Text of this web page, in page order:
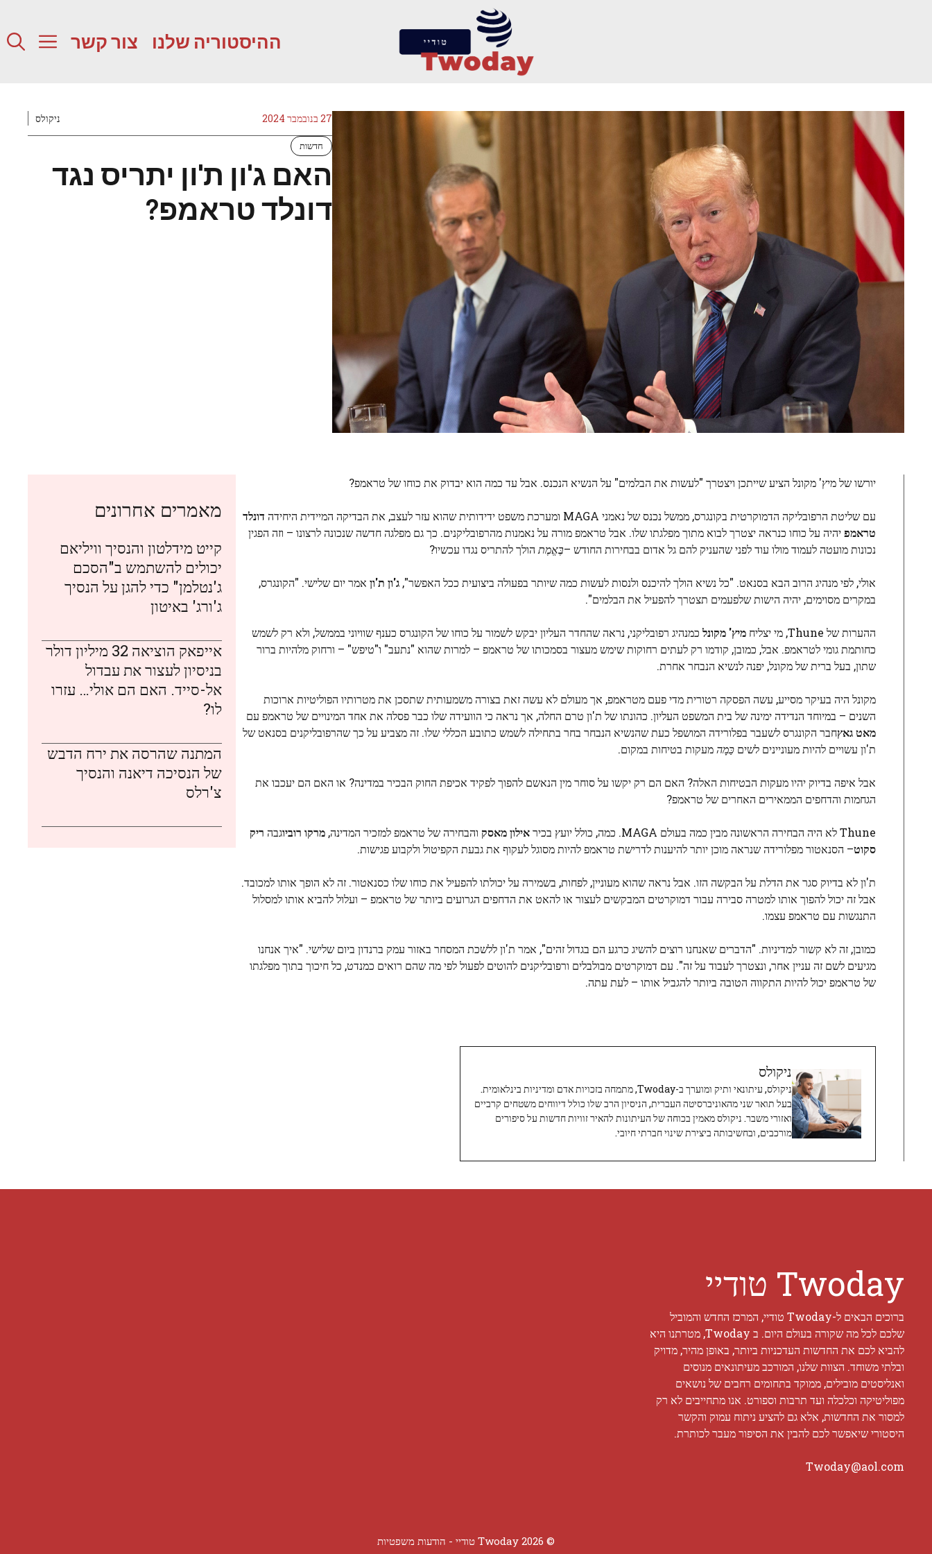
ההיסטוריה שלנו צור קשר
27 בנובמבר 2024 ניקולס
חדשות
האם ג'ון ת'ון יתריס נגד
דונלד טראמפ?
יורשו של מיץ' מקונל הציע שייתכן ויצטרך "לעשות את הבלמים" על הנשיא הנכנס. אבל עד כמה הוא יבדוק את כוחו של טראמפ?
עם שליטת הרפובליקה הדמוקרטית בקונגרס, ממשל נכנס של נאמני MAGA ומערכת משפט ידידותית שהוא עזר לעצב, את הבדיקה המיידית היחידה
דונלד
טראמפיהיה על כוחו כנראה יצטרך לבוא מתוך מפלגתו שלו. אבל טראמפ מורה על נאמנות מהרפובליקנים. כך גם מפלגה חדשה שנכונה לרצונו – וזה הפגין
נכונות מועטה לעמוד מולו עוד לפני שהעניק להם גל אדום בבחירות החודש –בֶּאֱמֶת הולך להתריס נגדו עכשיו?
אולי, לפי מנהיג הרוב הבא בסנאט. "כל נשיא הולך להיכנס ולנסות לעשות כמה שיותר בפעולה ביצועית ככל האפשר", ג'ון ת'ון אמר יום שלישי. "הקונגרס,
במקרים מסוימים, יהיה הישות שלפעמים תצטרך להפעיל את הבלמים".
ההערות של Thune, מי יצליח מיץ' מקונל כמנהיג רפובליקני, נראה שהחדר העליון יבקש לשמור על כוחו של הקונגרס כענף שוויוני בממשל, ולא רק לשמש
כחותמת גומי לטראמפ. אבל, כמובן, קודמו רק לעתים רחוקות שימש מעצור בסמכותו של טראמפ – למרות שהוא "נתעב" ו"טיפש" – ורחוק מלהיות ברור
שתון, בעל ברית של מקונל, יפנה לנשיא הנבחר אחרת.
מקונל היה בעיקר מסייע, עשה הפסקה רטורית מדי פעם מטראמפ, אך מעולם לא עשה זאת בצורה משמעותית שתסכן את מטרותיו הפוליטיות ארוכות
השנים – במיוחד הנדידה ימינה של בית המשפט העליון. כהונתו של ת'ון טרם החלה, אך נראה כי הוועידה שלו כבר פסלה את אחד המינויים של טראמפ עם
מאט גאץחבר הקונגרס לשעבר בפלורידה המושפל כעת שהנשיא הנבחר בחר בתחילה לשמש כתובע הכללי שלו. זה מצביע על כך שהרפובליקנים בסנאט של
ת'ון עשויים להיות מעוניינים לשים כַּמָה מעקות בטיחות במקום.
אבל איפה בדיוק יהיו מעקות הבטיחות האלה? האם הם רק יקשו על סוחר מין הנאשם להפוך לפקיד אכיפת החוק הבכיר במדינה? או האם הם יעכבו את
הגחמות והדחפים הממאירים האחרים של טראמפ?
Thune לא היה הבחירה הראשונה מבין כמה בעולם MAGA. כמה, כולל יועץ בכיר אילון מאסק והבחירה של טראמפ למזכיר המדינה, מרקו רוביוגבה ריק
סקוט– הסנאטור מפלורידה שנראה מוכן יותר להיענות לדרישת טראמפ להיות מסוגל לעקוף את גבעת הקפיטול ולקבוע פגישות.
ת'ון לא בדיוק סגר את הדלת על הבקשה הזו. אבל נראה שהוא מעוניין, לפחות, בשמירה על יכולתו להפעיל את כוחו שלו כסנאטור. זה לא הופך אותו למכובד.
אבל זה יכול להפוך אותו למטרה סבירה עבור דמוקרטים המבקשים לעצור או להאט את הדחפים הגרועים ביותר של טראמפ – ועלול להביא אותו למסלול
התנגשות עם טראמפ עצמו.
כמובן, זה לא קשור למדיניות. "הדברים שאנחנו רוצים להשיג כרגע הם בגדול זהים", אמר ת'ון ללשכת המסחר באזור עמק ברנדון ביום שלישי. "איך אנחנו
מגיעים לשם זה עניין אחר, ונצטרך לעבוד על זה". עם דמוקרטים מבולבלים ורפובליקנים להוטים לפעול לפי מה שהם רואים כמנדט, כל חיכוך בתוך מפלגתו
של טראמפ יכול להיות התקווה הטובה ביותר להגביל אותו – לעת עתה.
ניקולס
ניקולס, עיתונאי ותיק ומוערך ב-Twoday, מתמחה בזכויות אדם ומדיניות בינלאומית.
בעל תואר שני מהאוניברסיטה העברית, הניסיון הרב שלו כולל דיווחים משטחים קרביים
ואזורי משבר. ניקולס מאמין בכוחה של העיתונות להאיר זוויות חדשות על סיפורים
מורכבים, ובחשיבותה ביצירת שינוי חברתי חיובי.
מאמרים אחרונים
קייט מידלטון והנסיך וויליאם
יכולים להשתמש ב"הסכם
ג'נטלמן" כדי להגן על הנסיך
ג'ורג' באיטון
אייפאק הוציאה 32 מיליון דולר
בניסיון לעצור את עבדול
אל-סייד. האם הם אולי… עזרו
לו?
המתנה שהרסה את ירח הדבש
של הנסיכה דיאנה והנסיך
צ'רלס
Twoday טודיי
ברוכים הבאים ל-Twoday טודיי, המרכז החדש והמוביל
שלכם לכל מה שקורה בעולם היום. ב Twoday, מטרתנו היא
להביא לכם את החדשות העדכניות ביותר, באופן מהיר, מדויק
ובלתי משוחד. הצוות שלנו, המורכב מעיתונאים מנוסים
ואנליסטים מובילים, ממוקד בתחומים רחבים של נושאים
מפוליטיקה וכלכלה ועד תרבות וספורט. אנו מתחייבים לא רק
למסור את החדשות, אלא גם להציע ניתוח עמוק והקשר
היסטורי שיאפשר לכם להבין את הסיפור מעבר לכותרת.
Twoday@aol.com
© 2026 Twoday טודיי - הודעות משפטיות